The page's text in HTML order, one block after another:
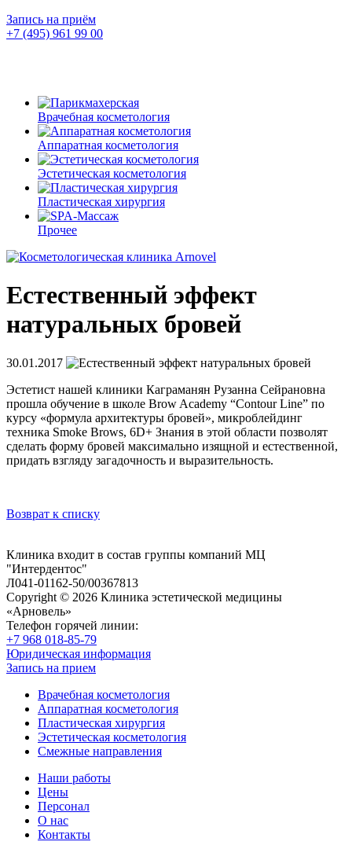
Запись на приём
+7 (495) 961 99 00
Врачебная косметология
Аппаратная косметология
Эстетическая косметология
Пластическая хирургия
Прочее
Естественный эффект
натуральных бровей
30.01.2017
Эстетист нашей клиники Каграманян Рузанна Сейрановна
прошла обучение в школе Brow Academy “Contour Line” по
курсу «формула архитектуры бровей», микроблейдинг
техника Smoke Brows, 6D+ Знания в этой области позволят
сделать форму бровей максимально изящной и естественной,
придать взгляду загадочность и выразительность.
Возврат к списку
Клиника входит в состав группы компаний МЦ
"Интердентос"
Л041-01162-50/00367813
Copyright © 2026 Клиника эстетической медицины
«Арновель»
Телефон горячей линии:
+7 968 018-85-79
Юридическая информация
Запись на прием
Врачебная косметология
Аппаратная косметология
Пластическая хирургия
Эстетическая косметология
Смежные направления
Наши работы
Цены
Персонал
О нас
Контакты